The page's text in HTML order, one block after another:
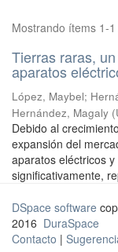
Mostrando ítems 1-1
Tierras raras,
aparatos
López, Maybel;
Hernández, Magaly (
Debido al
expansión del
aparatos eléctricos
significativamente,
DSpace software
2016 DuraSpace
Contacto |